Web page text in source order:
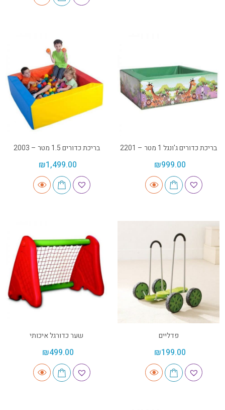
בריכת כדורים ג'ונגל 1 מטר – 2201
₪999.00
בריכת כדורים 1.5 מטר – 2003
₪1,499.00
פדליים
₪199.00
שער כדורגל איכותי
₪499.00